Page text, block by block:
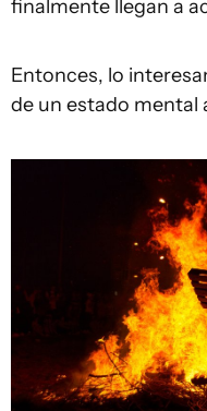
finalmente llegan a
Entonces, lo
de un estado mental